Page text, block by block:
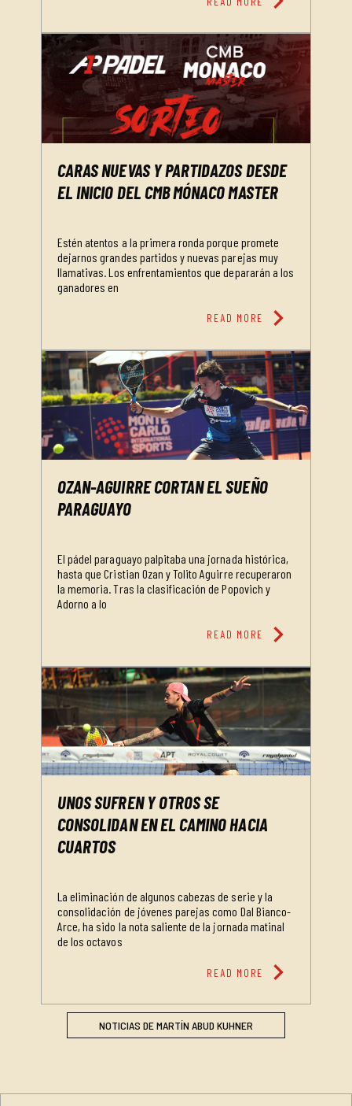
CARAS NUEVAS Y PARTIDAZOS DESDE
EL INICIO DEL CMB MÓNACO MASTER
Estén atentos a la primera ronda porque promete
dejarnos grandes partidos y nuevas parejas muy
llamativas. Los enfrentamientos que depararán a los
ganadores en
READ MORE chevron_right
OZAN-AGUIRRE CORTAN EL SUEÑO
PARAGUAYO
El pádel paraguayo palpitaba una jornada histórica,
hasta que Cristian Ozan y Tolito Aguirre recuperaron
la memoria. Tras la clasificación de Popovich y
Adorno a lo
READ MORE chevron_right
UNOS SUFREN Y OTROS SE
CONSOLIDAN EN EL CAMINO HACIA
CUARTOS
La eliminación de algunos cabezas de serie y la
consolidación de jóvenes parejas como Dal Bianco-
Arce, ha sido la nota saliente de la jornada matinal
de los octavos
READ MORE chevron_right
NOTICIAS DE MARTÍN ABUD KUHNER